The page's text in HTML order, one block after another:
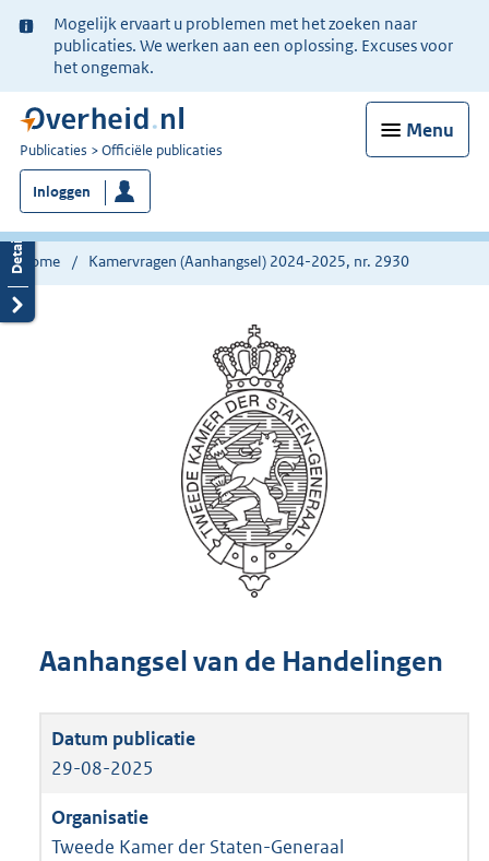
Ter
informatie:
Mogelijk ervaart u problemen met het zoeken naar
publicaties. We werken aan een oplossing. Excuses voor
het ongemak.
Menu
U
bent
nu
hier:
Publicaties Officiële publicaties
Inloggen
Home Kamervragen (Aanhangsel) 2024-2025, nr. 2930
Aanhangsel van de Handelingen
29-08-2025
Tweede Kamer der Staten-Generaal